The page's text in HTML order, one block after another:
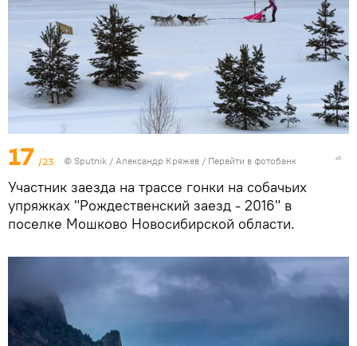
17 /23 © Sputnik / Александр Кряжев / Перейти в фотобанк
Участник заезда на трассе гонки на собачьих
упряжках "Рождественский заезд - 2016" в
поселке Мошково Новосибирской области.